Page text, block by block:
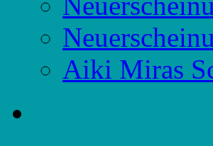
Aiki Miras